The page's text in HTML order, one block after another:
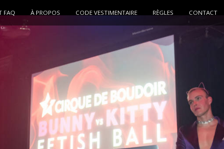
FAQ À PROPOS CODE VESTIMENTAIRE RÈGLES CONTACT